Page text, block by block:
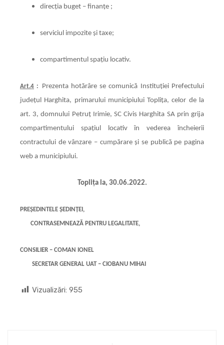
direcţia buget – finanţe ;
serviciul impozite și taxe;
compartimentul spațiu locativ.
Art.4 :
Prezenta hotărâre se comunică Instituţiei Prefectului
judeţul Harghita, primarului municipiului Topliţa, celor de la
art. 3, domnului Petruț Irimie, SC Civis Harghita SA prin grija
compartimentului spațiul locativ în vederea încheierii
contractului de vânzare – cumpărare şi se publică pe pagina
web a municipiului.
Topliţa la, 30.06.2022.
PREŞEDINTELE ŞEDINŢEI,
CONTRASEMNEAZĂ PENTRU LEGALITATE,
CONSILIER –COMAN IONEL
SECRETAR GENERAL UAT – CIOBANU MIHAI
Vizualizări: 955